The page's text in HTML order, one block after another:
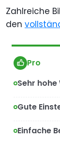
Zahlreiche
den
Pro
Sehr hohe
Gute
Einfache